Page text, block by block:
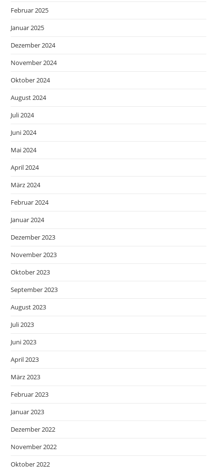
Februar 2025
Januar 2025
Dezember 2024
November 2024
Oktober 2024
August 2024
Juli 2024
Juni 2024
Mai 2024
April 2024
März 2024
Februar 2024
Januar 2024
Dezember 2023
November 2023
Oktober 2023
September 2023
August 2023
Juli 2023
Juni 2023
April 2023
März 2023
Februar 2023
Januar 2023
Dezember 2022
November 2022
Oktober 2022